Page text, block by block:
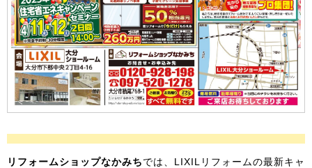
リフォームショップなかみちでは、LIXILリフォームの最新キャ